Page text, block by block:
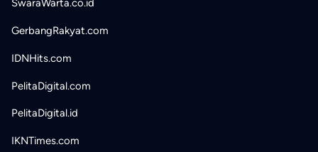
SwaraWarta.co.id
GerbangRakyat.com
IDNHits.com
PelitaDigital.com
PelitaDigital.id
IKNTimes.com